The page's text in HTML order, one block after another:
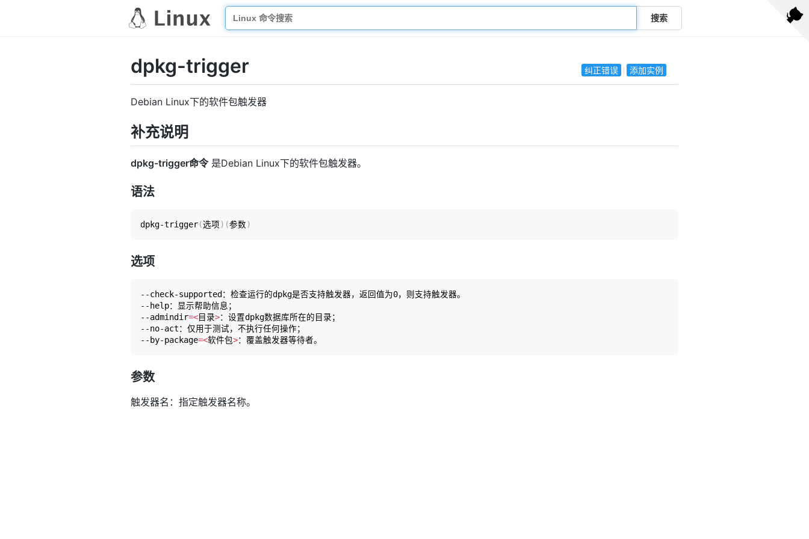
搜索
纠正错误 添加实例
dpkg-trigger
Debian Linux下的软件包触发器
补充说明
dpkg-trigger命令是Debian Linux下的软件包触发器。
语法
dpkg-trigger(选项) (参数)
选项
--check-supported：检查运行的dpkg是否支持触发器，返回值为0，则支持触发器。
--help：显示帮助信息；
--admindir=<目录>：设置dpkg数据库所在的目录；
--no-act：仅用于测试，不执行任何操作；
--by-package=<软件包>
参数
触发器名：指定触发器名称。